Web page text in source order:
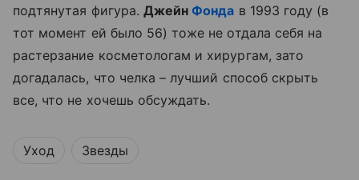
подтянутая фигура. Джейн Фонда в 1993 году (в
тот момент ей было 56) тоже не отдала себя на
растерзание косметологам и хирургам, зато
догадалась, что челка– лучший способ скрыть
все, что не хочешь обсуждать.
Уход Звезды